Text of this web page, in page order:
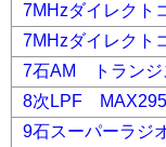
7MHzダイレクト
7MHzダイレク
7石AM トランジ
8次LPF MAX295
9石スーパーラ